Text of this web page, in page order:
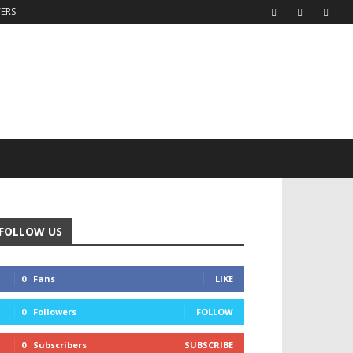
FOLLOW US
0 Fans LIKE
0 Followers FOLLOW
0 Subscribers SUBSCRIBE